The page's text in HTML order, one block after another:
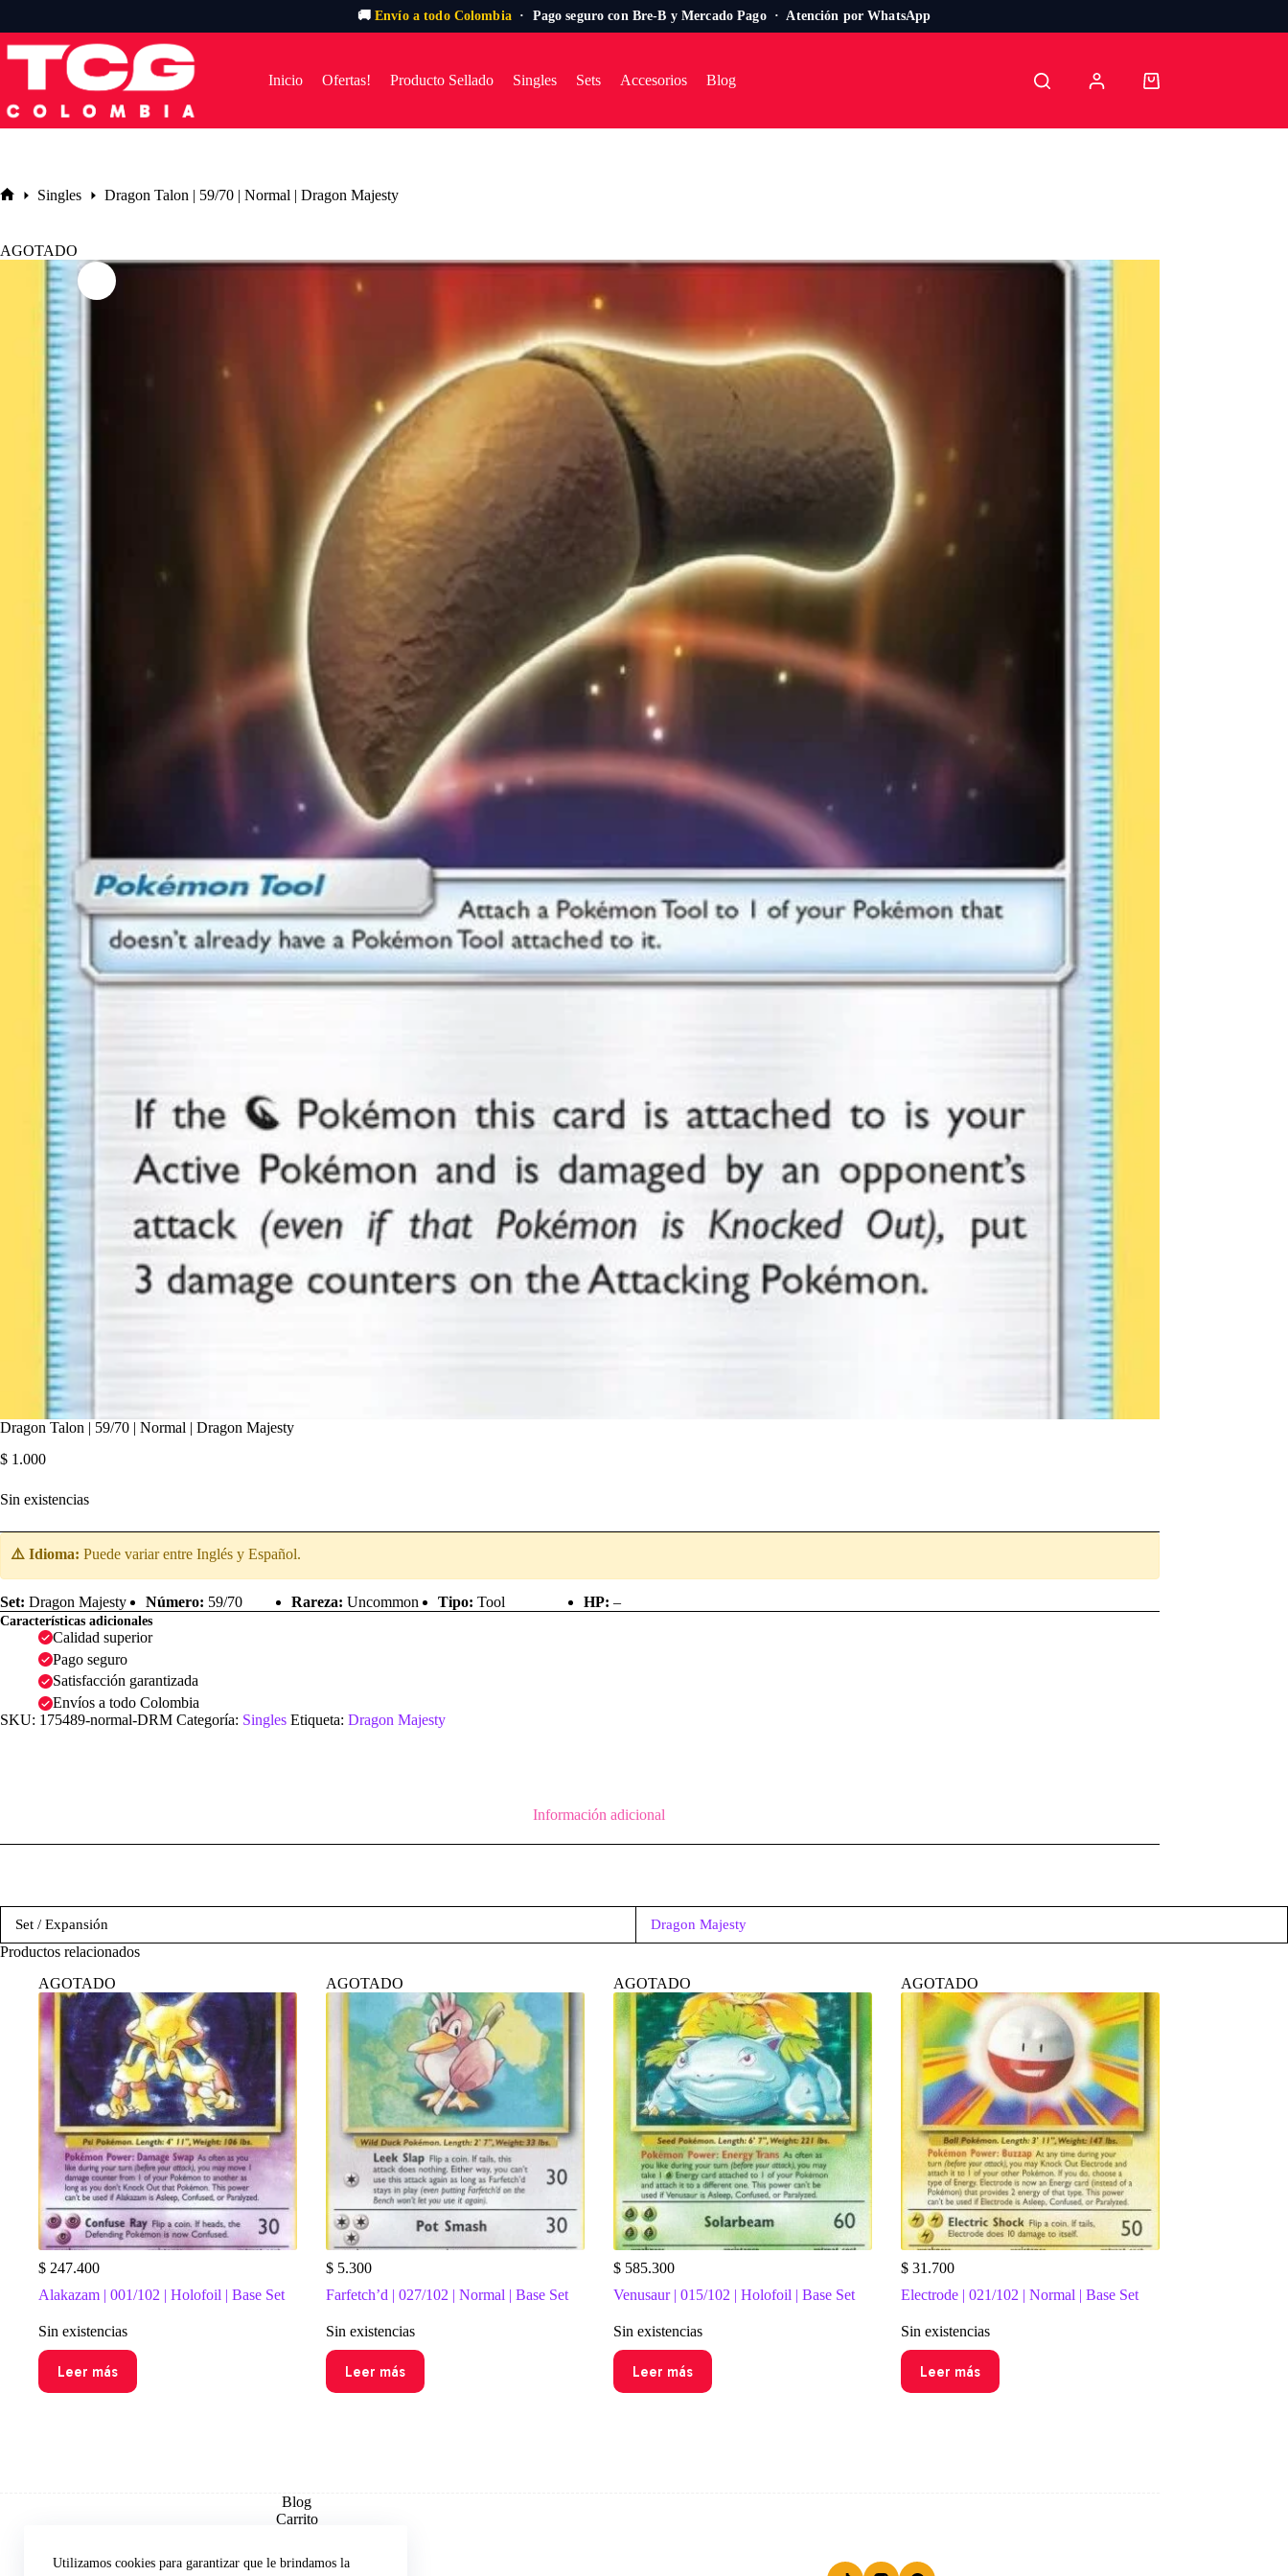
🚚 Envío a todo Colombia· Pago seguro con Bre-B y Mercado Pago · Atención por WhatsApp
al
Utilizamos cookies para garantizar que le brindamos la
Inicio Ofertas! Producto Sellado Singles Sets Accesorios Blog
Carro
Singles Dragon Talon | 59/70 | Normal | Dragon Majesty
AGOTADO
Dragon Talon | 59/70 | Normal | Dragon Majesty
$ 1.000
Sin existencias
⚠️ Idioma: Puede variar entre Inglés y Español.
Set: Dragon Majesty Número: 59/70 Rareza: Uncommon Tipo: Tool HP: –
Características adicionales
Calidad superior
Pago seguro
Satisfacción garantizada
Envíos a todo Colombia
SKU: 175489-normal-DRM Categoría: Singles Etiqueta: Dragon Majesty
Información adicional
Set / Expansión Dragon Majesty
Productos relacionados
AGOTADO
$ 247.400
Alakazam | 001/102 | Holofoil | Base Set
Sin existencias
Leer más
AGOTADO
$5.300
Farfetch’d | 027/102 | Normal | Base Set
Sin existencias
Leer más
AGOTADO
$585.300
Venusaur | 015/102 | Holofoil | Base Set
Sin existencias
Leer más
AGOTADO
$31.700
Electrode | 021/102 | Normal | Base Set
Sin existencias
Leer más
Blog
Carrito
Explorar por Set